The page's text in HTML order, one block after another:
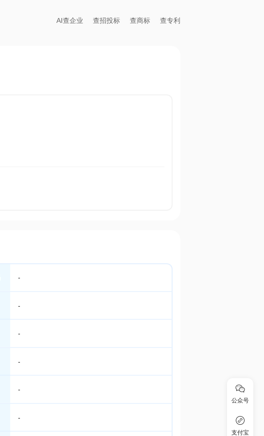
AI查企业 查招投标 查商标 查专利
-
-
-
-
-
-
公众号
支付宝